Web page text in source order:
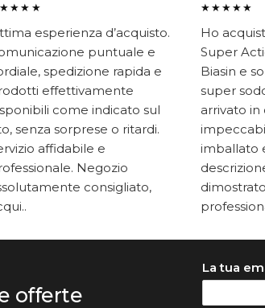
esperienza d’acquisto.
puntuale e
spedizione rapida e
effettivamente
come indicato sul
senza sorprese o ritardi.
affidabile e
Negozio
consigliato,
★★★★★
Ho
Super
Biasin e
super
arrivato in
imballato
offerte
La tua